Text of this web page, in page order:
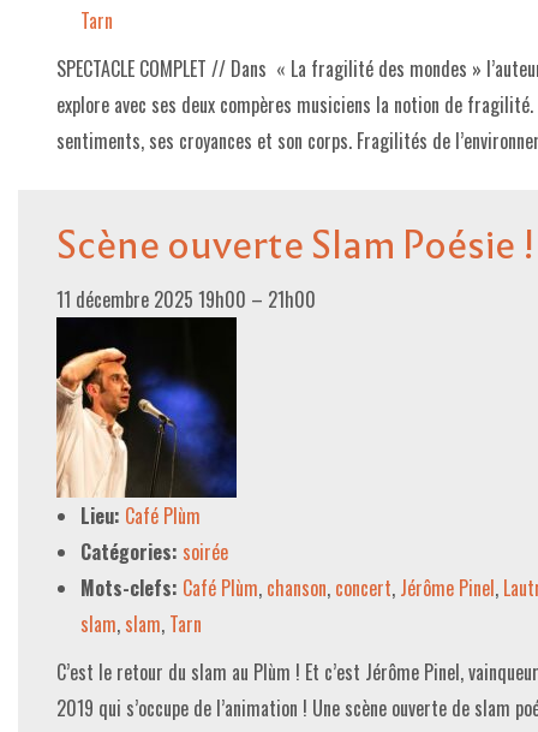
Tarn
SPECTACLE COMPLET // Dans « La fragilité des mondes »
explore avec ses deux compères musiciens la notion de
sentiments, ses croyances et son corps. Fragilités de
Scène ouverte Slam Poésie !
11 décembre 2025 19h00 – 21h00
Lieu: Café Plùm
Catégories: soirée
Mots-clefs: Café Plùm, chanson, concert, Jérôme Pinel,
slam, slam, Tarn
C’est le retour du slam au Plùm ! Et c’est Jérôme Pinel,
2019 qui s’occupe de l’animation ! Une scène ouverte de slam